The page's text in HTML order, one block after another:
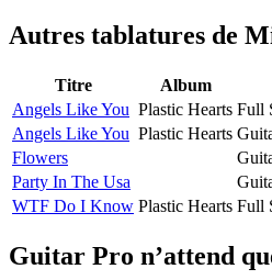
Autres tablatures de
Titre Album
Angels Like You Plastic Hearts Full
Angels Like You Plastic Hearts
Flowers
Party In The Usa
WTF Do I Know Plastic Hearts Full
Guitar Pro n’attend